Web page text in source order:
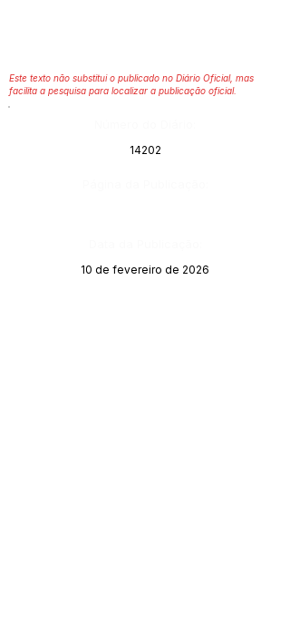
Este texto não substitui o publicado no Diário Oficial, mas
facilita a pesquisa para localizar a publicação oficial.
14202
10 de fevereiro de 2026